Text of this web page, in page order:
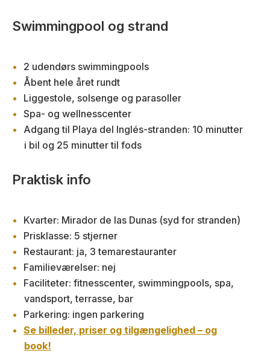
Swimmingpool og strand
2 udendørs swimmingpools
Åbent hele året rundt
Liggestole, solsenge og parasoller
Spa- og wellnesscenter
Adgang til Playa del Inglés-stranden: 10 minutter
i bil og 25 minutter til fods
Praktisk info
Kvarter: Mirador de las Dunas (syd for stranden)
Prisklasse: 5 stjerner
Restaurant: ja, 3 temarestauranter
Familieværelser: nej
Faciliteter: fitnesscenter, swimmingpools, spa,
vandsport, terrasse, bar
Parkering: ingen parkering
Se billeder, priser og tilgængelighed – og
book!